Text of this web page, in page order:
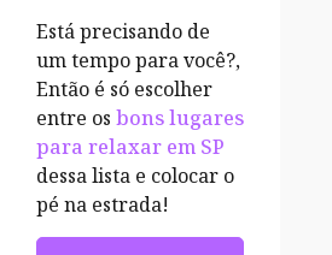
Está precisando de
um tempo para você?,
Então é só escolher
entre os bons lugares
para relaxar em SP
dessa lista e colocar o
pé na estrada!